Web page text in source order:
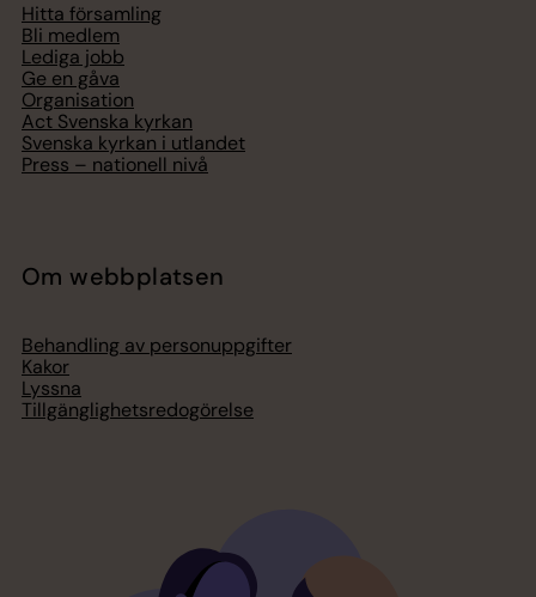
Hitta församling
Bli medlem
Lediga jobb
Ge en gåva
Organisation
Act Svenska kyrkan
Svenska kyrkan i utlandet
Press – nationell nivå
Om webbplatsen
Behandling av personuppgifter
Kakor
Lyssna
Tillgänglighetsredogörelse